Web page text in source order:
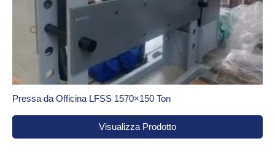
Pressa da Officina LFSS 1570×150 Ton
Visualizza Prodotto